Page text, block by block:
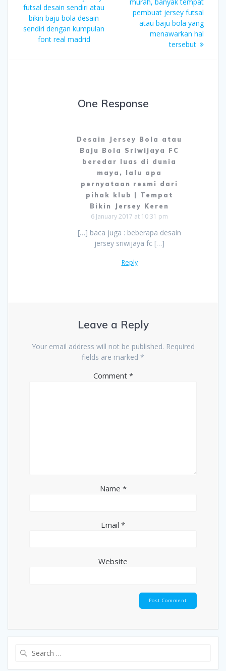
navigation
post:
futsal desain sendiri atau
bikin baju bola desain
sendiri dengan kumpulan
font real madrid
murah, banyak tempat
pembuat jersey futsal
atau baju bola yang
menawarkan hal
tersebut
One Response
Desain Jersey Bola atau
Baju Bola Sriwijaya FC
beredar luas di dunia
maya, lalu apa
pernyataan resmi dari
pihak klub | Tempat
Bikin Jersey Keren
6 January 2017 at 10:31 pm
[…] baca juga : beberapa desain
jersey sriwijaya fc […]
Reply
Leave a Reply
Your email address will not be published. Required
fields are marked *
Comment *
Name *
Email *
Website